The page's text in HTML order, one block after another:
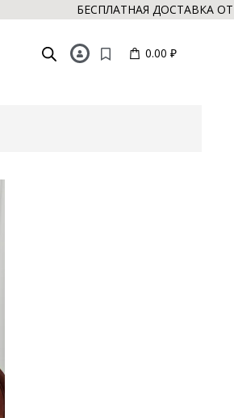
БЕСПЛАТНАЯ ДОСТАВКА
0.00 ₽